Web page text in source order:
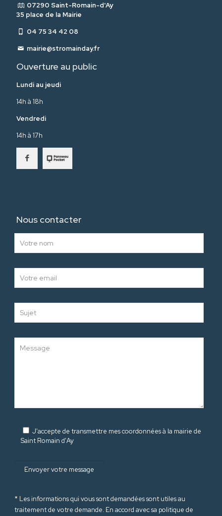
07290 Saint-Romain-d'Ay
35 place de la Mairie
04 75 34 42 08
mairie@stromainday.fr
Ouverture au public
Lundi au jeudi
14h à 18h
Vendredi
14h à 17h
Nous contacter
J'accepte de transmettre mes coordonnées à la mairie de
Saint Romain d'Ay
* Les informations qui vous sont demandées sont utiles au
traitement de votre demande. En accord avec sa politique de